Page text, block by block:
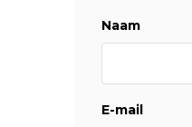
Naam
E-mail